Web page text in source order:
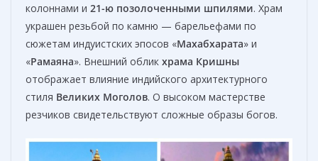
колоннами и 21-ю позолоченными шпилями. Храм
украшен резьбой по камню — барельефами по
сюжетам индуистских эпосов «Махабхарата» и
«Рамаяна». Внешний облик храма Кришны
отображает влияние индийского архитектурного
стиля Великих Моголов. О высоком мастерстве
резчиков свидетельствуют сложные образы богов.